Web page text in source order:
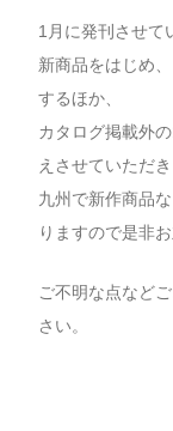
1月に発刊させて
新商品をはじめ
するほか、
カタログ掲載外
えさせていただき
九州で新作商品
りますので是非
ご不明な点など
さい。